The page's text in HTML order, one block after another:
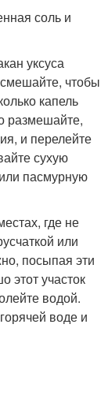
соль и
уксуса
чтобы
капель
размешайте,
и перелейте
сухую
пасмурную
где не
или
посыпая эти
этот участок
водой.
воде и